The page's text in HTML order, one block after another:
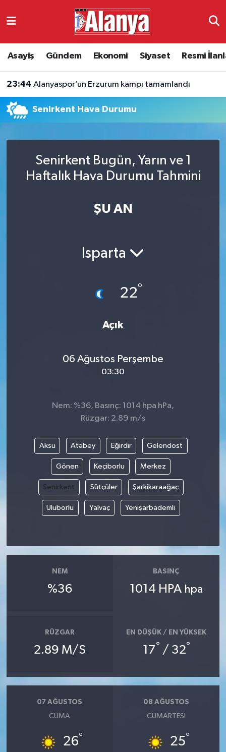
Asayiş Gündem Ekonomi Siyaset Resmi
23:44 Alanyaspor’un Erzurum kampı tamamlandı
Senirkent Hava Durumu
Senirkent Bugün, Yarın ve 1
Haftalık Hava Durumu Tahmini
ŞU AN
Isparta
22°
Açık
06 Ağustos Perşembe
03:30
Nem: %36, Basınç: 1014 hpa hPa,
Rüzgar: 2.89 m/s
Aksu Atabey Eğirdir Gelendost
Gönen Keçiborlu Merkez
Senirkent Sütçüler Şarkikaraağaç
Uluborlu Yalvaç Yenişarbademli
NEM
%36
BASINÇ
1014 HPA hpa
RÜZGAR
2.89 M/S
EN DÜŞÜK / EN YÜKSEK
17° / 32°
07 AĞUSTOS
CUMA
26°
08 AĞUSTOS
CUMARTESI
25°
Ekonomi
Siyaset
Resmi İlanlar
Alanyaspor
Antalya Namaz Vakitleri
Antalya Trafik Yoğunluk Haritası
Süper Lig Puan Durumu ve Fikstür
Tüm Manşetler